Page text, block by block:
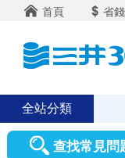
首頁 省
全站分類
查找常見問